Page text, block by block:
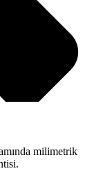
milimetrik